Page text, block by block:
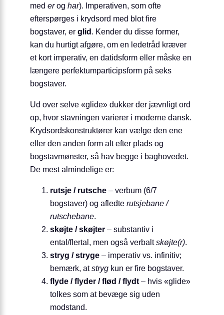
med erog har). Imperativen, som ofte
efterspørges i krydsord med blot fire
bogstaver, er glid. Kender du disse former,
kan du hurtigt afgøre, om en ledetråd kræver
et kort imperativ, en datidsform eller måske en
længere perfektum­particips­form på seks
bogstaver.
Ud over selve «glide» dukker der jævnligt ord
op, hvor stavningen varierer i moderne dansk.
Krydsordskonstruktører kan vælge den ene
eller den anden form alt efter plads og
bogstavmønster, så hav begge i baghovedet.
De mest almindelige er:
rutsje / rutsche – verbum (6/7
bogstaver) og afledte rutsjebane /
rutschebane.
skøjte / skøjter – substantiv i
ental/flertal, men også verbaltskøjte(r).
stryg / stryge – imperativ vs. infinitiv;
bemærk, atstryg kun er fire bogstaver.
flyde / flyder / flød / flydt – hvis «glide»
tolkes som at bevæge sig uden
modstand.